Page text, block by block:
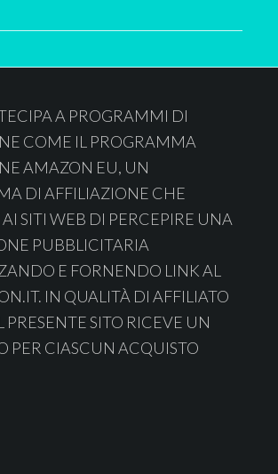
A PROGRAMMI DI
COME IL PROGRAMMA
AMAZON EU, UN
DI AFFILIAZIONE CHE
SITI WEB DI PERCEPIRE UNA
PUBBLICITARIA
E FORNENDO LINK AL
IN QUALITÀ DI AFFILIATO
SITO RICEVE UN
PER CIASCUN ACQUISTO